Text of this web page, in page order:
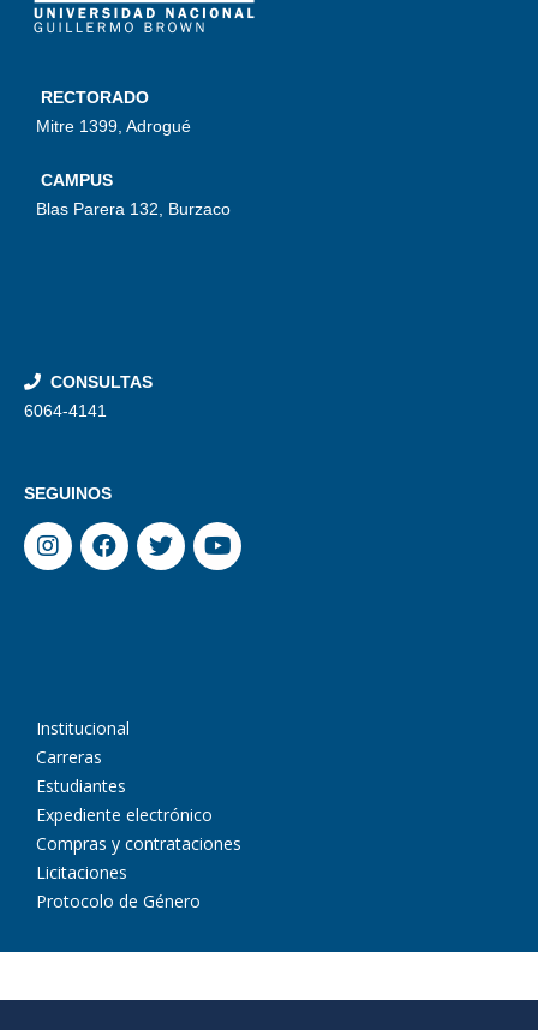
RECTORADO
Mitre 1399, Adrogué
CAMPUS
Blas Parera 132, Burzaco
CONSULTAS
6064-4141
SEGUINOS
Institucional
Carreras
Estudiantes
Expediente electrónico
Compras y contrataciones
Licitaciones
Protocolo de Género